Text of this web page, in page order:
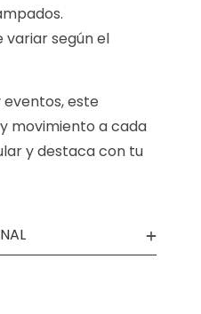
variar según el
este
movimiento a cada
y destaca con tu